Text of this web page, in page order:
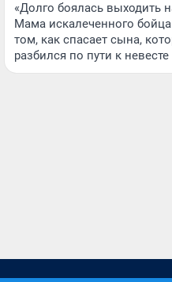
«Долго боялась выходить
Мама искалеченного
том, как спасает сына,
разбился по пути к невесте